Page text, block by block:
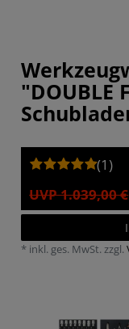
"DOUBLE
(1)
UVP 1.039,00 €
* inkl. ges. MwSt. zzgl.